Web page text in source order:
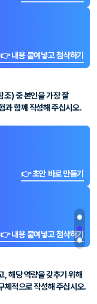
👉 내용 붙여넣고 첨삭하기
) 중 본인을 가장 잘
과 함께 작성해 주십시오.
👉 초안 바로 만들기
👉 내용 붙여넣고 첨삭하기
, 해당 역량을 갖추기 위해
체적으로 작성해 주십시오.